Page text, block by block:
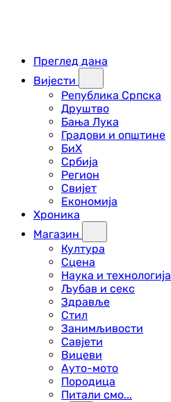
Преглед дана
Вијести
Република Српска
Друштво
Бања Лука
Градови и општине
БиХ
Србија
Регион
Свијет
Економија
Хроника
Магазин
Култура
Сцена
Наука и технологија
Љубав и секс
Здравље
Стил
Занимљивости
Савјети
Вицеви
Ауто-мото
Породица
Питали смо...